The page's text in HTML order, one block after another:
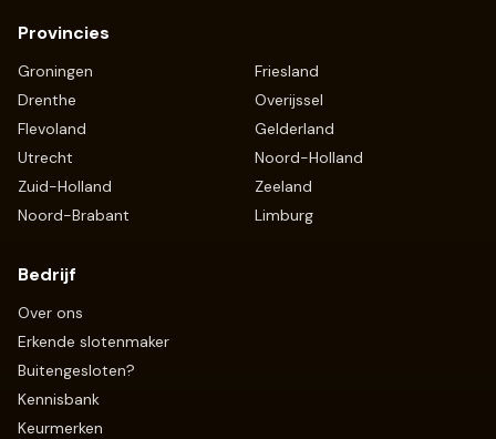
Provincies
Groningen
Friesland
Drenthe
Overijssel
Flevoland
Gelderland
Utrecht
Noord-Holland
Zuid-Holland
Zeeland
Noord-Brabant
Limburg
Bedrijf
Over ons
Erkende slotenmaker
Buitengesloten?
Kennisbank
Keurmerken